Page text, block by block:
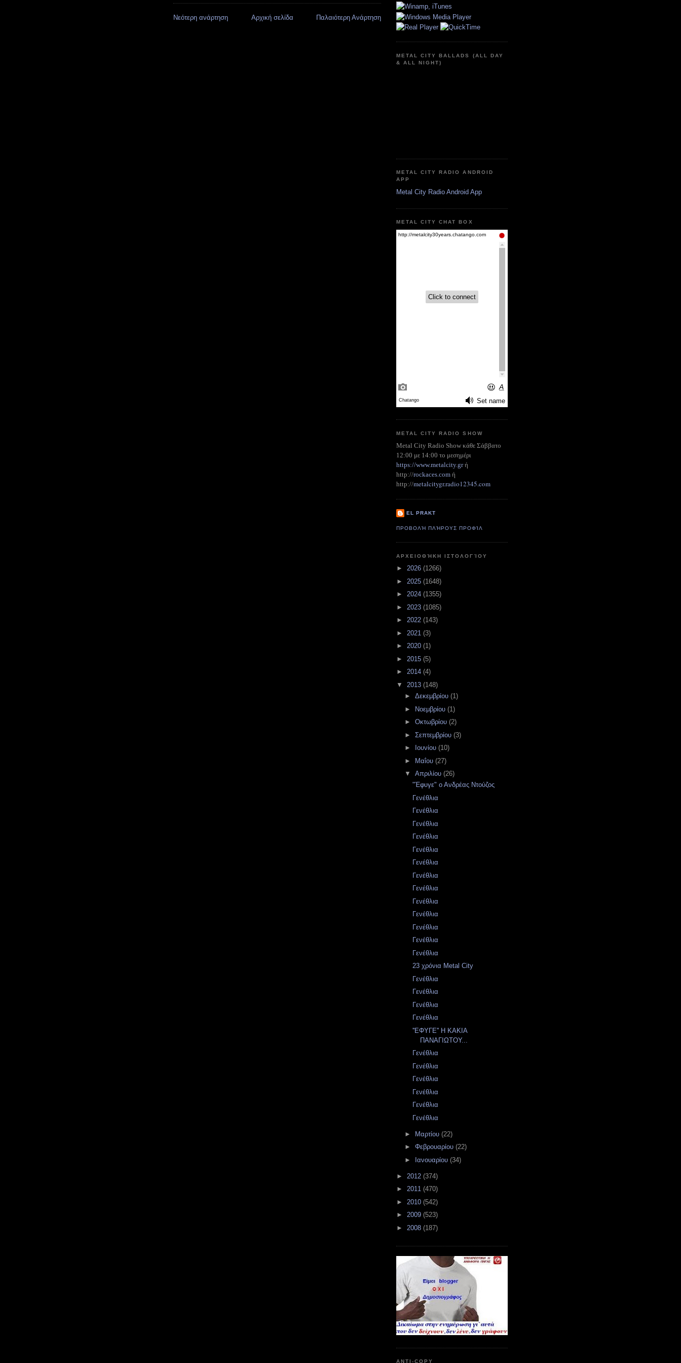
Νεότερη ανάρτηση Παλαιότερη Ανάρτηση
Αρχική σελίδα
METAL CITY BALLADS (ALL DAY
& ALL NIGHT)
METAL CITY RADIO ANDROID
APP
Metal City Radio Android App
METAL CITY CHAT BOX
METAL CITY RADIO SHOW
Metal City Radio Show κάθε Σάββατο
12:00 με 14:00 το μεσημέρι
https://www.metalcity.grή
http://rockaces.com ή
http://metalcitygr.radio12345.com
EL PRAKT
ΠΡΟΒΟΛΉ ΠΛΉΡΟΥΣ ΠΡΟΦΊΛ
ΑΡΧΕΙΟΘΉΚΗ ΙΣΤΟΛΟΓΊΟΥ
► 2026 (1266)
► 2025 (1648)
► 2024 (1355)
► 2023 (1085)
► 2022 (143)
► 2021 (3)
► 2020 (1)
► 2015 (5)
► 2014 (4)
▼ 2013 (148)
► Δεκεμβρίου (1)
► Νοεμβρίου (1)
► Οκτωβρίου (2)
► Σεπτεμβρίου (3)
►
Ιουνίου (10)
► Μαΐου (27)
▼ Απριλίου (26)
"Έφυγε" ο Ανδρέας Ντούζος
Γενέθλια
Γενέθλια
Γενέθλια
Γενέθλια
Γενέθλια
Γενέθλια
Γενέθλια
Γενέθλια
Γενέθλια
Γενέθλια
Γενέθλια
Γενέθλια
Γενέθλια
23 χρόνια Metal City
Γενέθλια
Γενέθλια
Γενέθλια
Γενέθλια
''ΕΦΥΓΕ'' Η ΚΑΚΙΑ
ΠΑΝΑΓΙΩΤΟΥ...
Γενέθλια
Γενέθλια
Γενέθλια
Γενέθλια
Γενέθλια
Γενέθλια
► Μαρτίου (22)
► Φεβρουαρίου (22)
►
Ιανουαρίου (34)
► 2012 (374)
► 2011 (470)
► 2010 (542)
► 2009 (523)
► 2008 (187)
ANTI-COPY